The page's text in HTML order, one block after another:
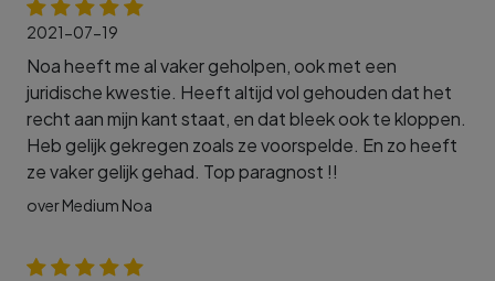
2021-07-19
Noa heeft me al vaker geholpen, ook met een
juridische kwestie. Heeft altijd vol gehouden dat het
recht aan mijn kant staat, en dat bleek ook te kloppen.
Heb gelijk gekregen zoals ze voorspelde. En zo heeft
ze vaker gelijk gehad. Top paragnost !!
over Medium Noa